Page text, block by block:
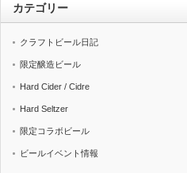
カテゴリー
クラフトビール日記
限定醸造ビール
Hard Cider / Cidre
Hard Seltzer
限定コラボビール
ビールイベント情報